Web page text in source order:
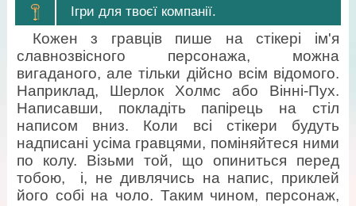
Ігри для твоєї компанії.
Кожен з гравців пише на стікері ім'я
славнозвісного персонажа, можна
вигаданого, але тільки дійсно всім відомого.
Наприклад, Шерлок Холмс або Вінні-Пух.
Написавши, покладіть папірець на стіл
написом вниз. Коли всі стікери будуть
надписані усіма гравцями, поміняйтеся ними
по колу. Візьми той, що опиниться перед
тобою, і, не дивлячись на напис, приклей
його собі на чоло. Таким чином, персонаж,